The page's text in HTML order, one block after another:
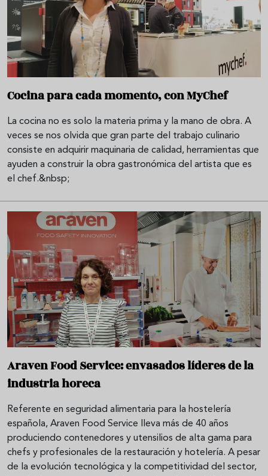
Cocina para cada momento, con MyChef
La cocina no es solo la materia prima y la mano de obra. A
veces se nos olvida que gran parte del trabajo culinario
consiste en adquirir maquinaria de calidad, herramientas que
ayuden a construir la obra gastronómica del artista que es
el chef.&nbsp;
Araven Food Service: envasados líderes de la
industria horeca
Referente en seguridad alimentaria para la hostelería
española, Araven Food Service lleva más de 40 años
produciendo contenedores y utensilios de alta gama para
chefs y profesionales de la restauración y hotelería. A pesar
de la evolución tecnológica y la competitividad del sector,